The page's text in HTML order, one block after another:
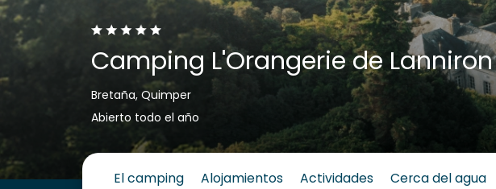
Camping L'Orangerie de Lanniron
Bretaña, Quimper
Abierto todo el año
El camping Alojamientos Actividades Cerca del agua